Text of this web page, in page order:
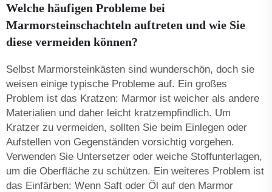
Welche häufigen Probleme bei
Marmorsteinschachteln auftreten und wie Sie
diese vermeiden können?
Selbst Marmorsteinkästen sind wunderschön, doch sie
weisen einige typische Probleme auf. Ein großes
Problem ist das Kratzen: Marmor ist weicher als andere
Materialien und daher leicht kratzempfindlich. Um
Kratzer zu vermeiden, sollten Sie beim Einlegen oder
Aufstellen von Gegenständen vorsichtig vorgehen.
Verwenden Sie Untersetzer oder weiche Stoffunterlagen,
um die Oberfläche zu schützen. Ein weiteres Problem ist
das Einfärben: Wenn Saft oder Öl auf den Marmor